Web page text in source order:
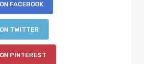
FACEBOOK
TWITTER
PINTEREST